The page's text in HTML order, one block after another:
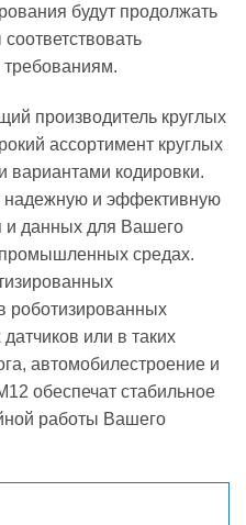
будут продолжать
производитель круглых
ассортимент круглых
вариантами кодировки.
надежную и эффективную
и данных для Вашего
средах.
роботизированных
или в таких
автомобилестроение и
обеспечат стабильное
работы Вашего